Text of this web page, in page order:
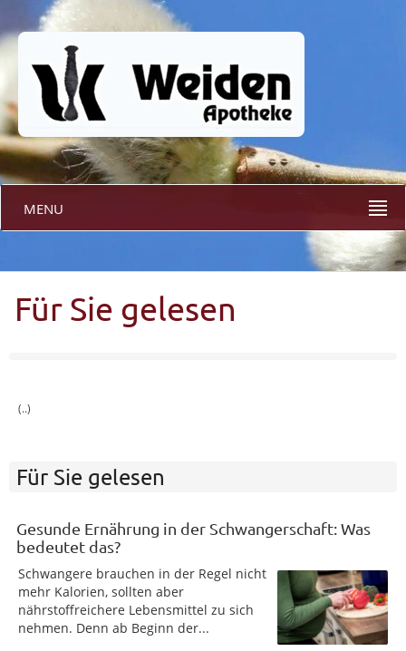
MENU
Für Sie gelesen
(..)
Für Sie gelesen
Gesunde Ernährung in der Schwangerschaft: Was
bedeutet das?
Schwangere brauchen in der Regel nicht
mehr Kalorien, sollten aber
nährstoffreichere Lebensmittel zu sich
nehmen. Denn ab Beginn der...